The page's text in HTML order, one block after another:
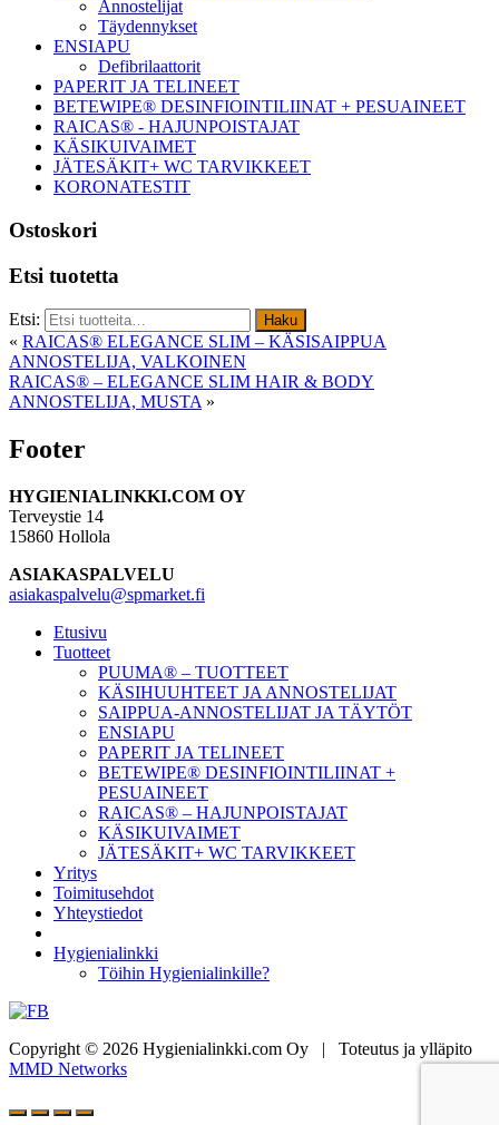
Annostelijat
Täydennykset
ENSIAPU
Defibrilaattorit
PAPERIT JA TELINEET
BETEWIPE® DESINFIOINTILIINAT + PESUAINEET
RAICAS® - HAJUNPOISTAJAT
KÄSIKUIVAIMET
JÄTESÄKIT+ WC TARVIKKEET
KORONATESTIT
Ostoskori
Etsi tuotetta
Etsi: Haku
« RAICAS® ELEGANCE SLIM – KÄSISAIPPUA
ANNOSTELIJA, VALKOINEN
RAICAS® – ELEGANCE SLIM HAIR & BODY
ANNOSTELIJA, MUSTA»
Footer
HYGIENIALINKKI.COM OY
Terveystie 14
15860 Hollola
ASIAKASPALVELU
asiakaspalvelu@spmarket.fi
Etusivu
Tuotteet
PUUMA® – TUOTTEET
KÄSIHUUHTEET JA ANNOSTELIJAT
SAIPPUA-ANNOSTELIJAT JA TÄYTÖT
ENSIAPU
PAPERIT JA TELINEET
BETEWIPE® DESINFIOINTILIINAT +
PESUAINEET
RAICAS® – HAJUNPOISTAJAT
KÄSIKUIVAIMET
JÄTESÄKIT+ WC TARVIKKEET
Yritys
Toimitusehdot
Yhteystiedot
Hygienialinkki
Töihin Hygienialinkille?
Copyright © 2026 Hygienialinkki.com Oy | Toteutus ja ylläpito
MMD Networks